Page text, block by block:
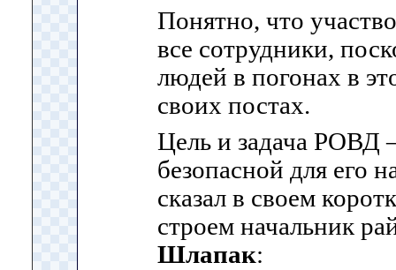
Понятно, что
все сотрудники,
людей в погонах в
своих постах.
Цель и задача РОВД
безопасной для его
сказал в своем
строем начальник
Шлапак: